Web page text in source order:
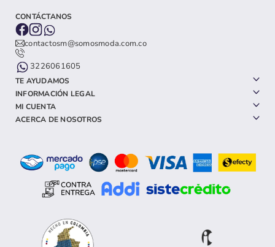
CONTÁCTANOS
contactosm@somosmoda.com.co
3226061605
TE AYUDAMOS
INFORMACIÓN LEGAL
MI CUENTA
ACERCA DE NOSOTROS